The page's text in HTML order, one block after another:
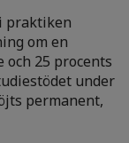
praktiken
om en
25 procents
under
permanent,